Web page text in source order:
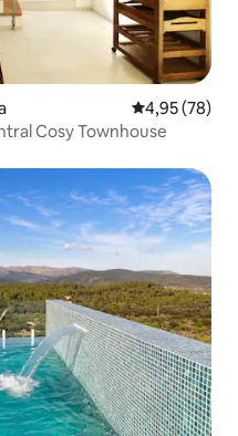
Classificação
4,95 (78)
Cosy Townhouse